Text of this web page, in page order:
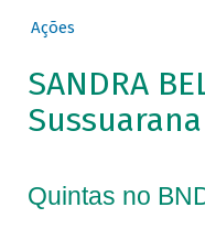
Ações
SANDRA
Sussuarana
Quintas no